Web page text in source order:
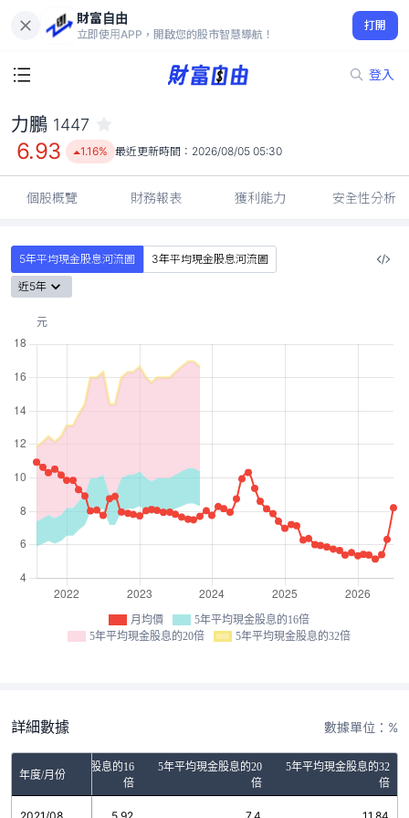
財富自由
立即使用APP，開啟您的股市智慧導航！
打開
登入
6.93
1.16%
力鵬 1447
6.93 1.16% 最近更新時間： 2026/08/05 05:30
個股概覽 財務報表 獲利能力 安全性分析
5年平均現金股息河流圖
3年平均現金股息河流圖
近5年
月均價
5年平均現金股息的16倍
5年平均現金股息的20倍
5年平均現金股息的32倍
詳細數據 數據單位：%
年度/月份
5年平均現金股息的16
倍
5年平均現金股息的20
倍
5年平均現金股息的32
倍